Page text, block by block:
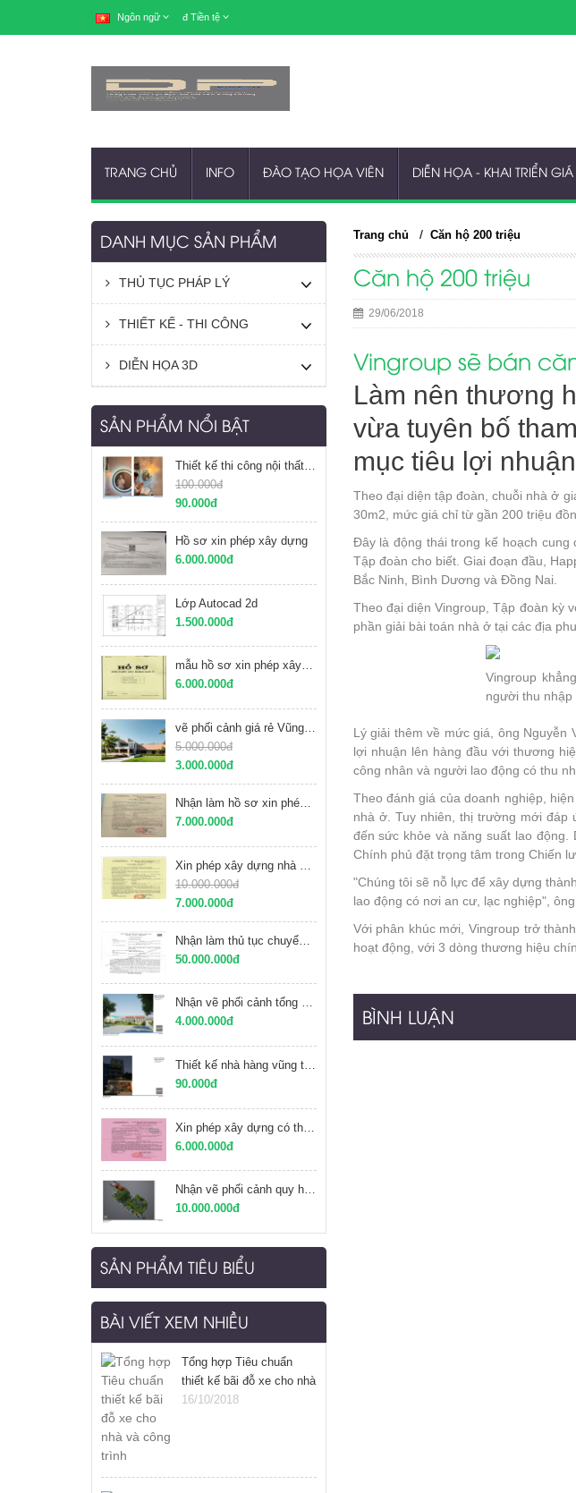
Ngôn ngữ đ Tiền tệ
TRANG CHỦ INFO ĐÀO TẠO HỌA VIÊN DIỄN HỌA - KHAI TRIỂN GIÁ
DANH MỤC SẢN PHẨM
THỦ TỤC PHÁP LÝ
THIẾT KẾ - THI CÔNG
DIỄN HỌA 3D
SẢN PHẨM NỔI BẬT
Thiết kế thi công nội thất khách sạn Vũng Tàu
100.000đ
90.000đ
Hồ sơ xin phép xây dựng
6.000.000đ
Lớp Autocad 2d
1.500.000đ
mẫu hồ sơ xin phép xây dựng sau sát nhập
6.000.000đ
vẽ phối cảnh giá rẻ Vũng Tàu
5.000.000đ
3.000.000đ
Nhận làm hồ sơ xin phép xây dựng TP Vũng Tàu
7.000.000đ
10.000.000đ
7.000.000đ
50.000.000đ
Nhận vẽ phối cảnh tổng mặt bằng trường học giá rẻ
4.000.000đ
Thiết kế nhà hàng vũng tàu
90.000đ
6.000.000đ
Nhận vẽ phối cảnh quy hoạch chi tiết 1/500, phối cảnh tiểu cảnh sân vườn
10.000.000đ
SẢN PHẨM TIÊU BIỂU
BÀI VIẾT XEM NHIỀU
Tổng hợp Tiêu chuẩn
thiết kế bãi đỗ xe cho nhà
và công trình
16/10/2018
Trang chủ / Căn hộ 200 triệu
Căn hộ 200 triệu
29/06/2018
Vingroup sẽ bán
Làm nên thương
vừa tuyên bố
mục tiêu lợi
Theo đại diện tập đoàn, chuỗi nhà ở
30m2, mức giá chỉ từ gần 200 triệu
Đây là động thái trong kế hoạch
Tập đoàn cho biết. Giai đoạn đầu,
Bắc Ninh, Bình Dương và Đồng Nai.
Theo đại diện Vingroup, Tập đoàn kỳ
phần giải bài toán nhà ở tại các địa
Vingroup
người thu nhập
Lý giải thêm về mức giá, ông Nguyễn
lợi nhuận lên hàng đầu với thương
công nhân và người lao động có thu
Theo đánh giá của doanh nghiệp,
nhà ở. Tuy nhiên, thị trường mới đáp
đến sức khỏe và năng suất lao
Chính phủ đặt trọng tâm trong Chiến
"Chúng tôi sẽ nỗ lực để xây dựng
lao động có nơi an cư, lạc nghiệp",
Với phân khúc mới, Vingroup trở
hoạt động, với 3 dòng thương hiệu
BÌNH LUẬN